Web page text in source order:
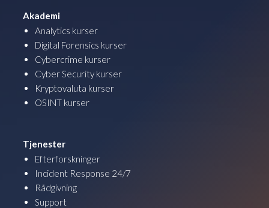
Akademi
Analytics kurser
Digital Forensics kurser
Cybercrime kurser
Cyber Security kurser
Kryptovaluta kurser
OSINT kurser
Tjenester
Efterforskninger
Incident Response 24/7
Rådgivning
Support